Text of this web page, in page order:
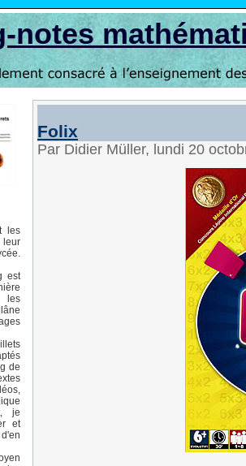
notes
les
est
les
de
je
et
Folix
Par Didier Müller, lundi 20